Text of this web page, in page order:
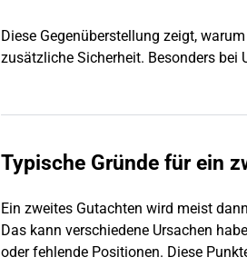
Diese Gegenüberstellung zeigt,
zusätzliche Sicherheit. Besonders bei
Typische Gründe für ein
Ein zweites Gutachten wird meist
Das kann verschiedene Ursachen
oder fehlende Positionen. Diese